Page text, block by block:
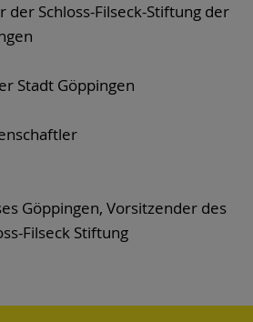
Schloss-Filseck-Stiftung der
Stadt Göppingen
Göppingen, Vorsitzender des
Filseck Stiftung